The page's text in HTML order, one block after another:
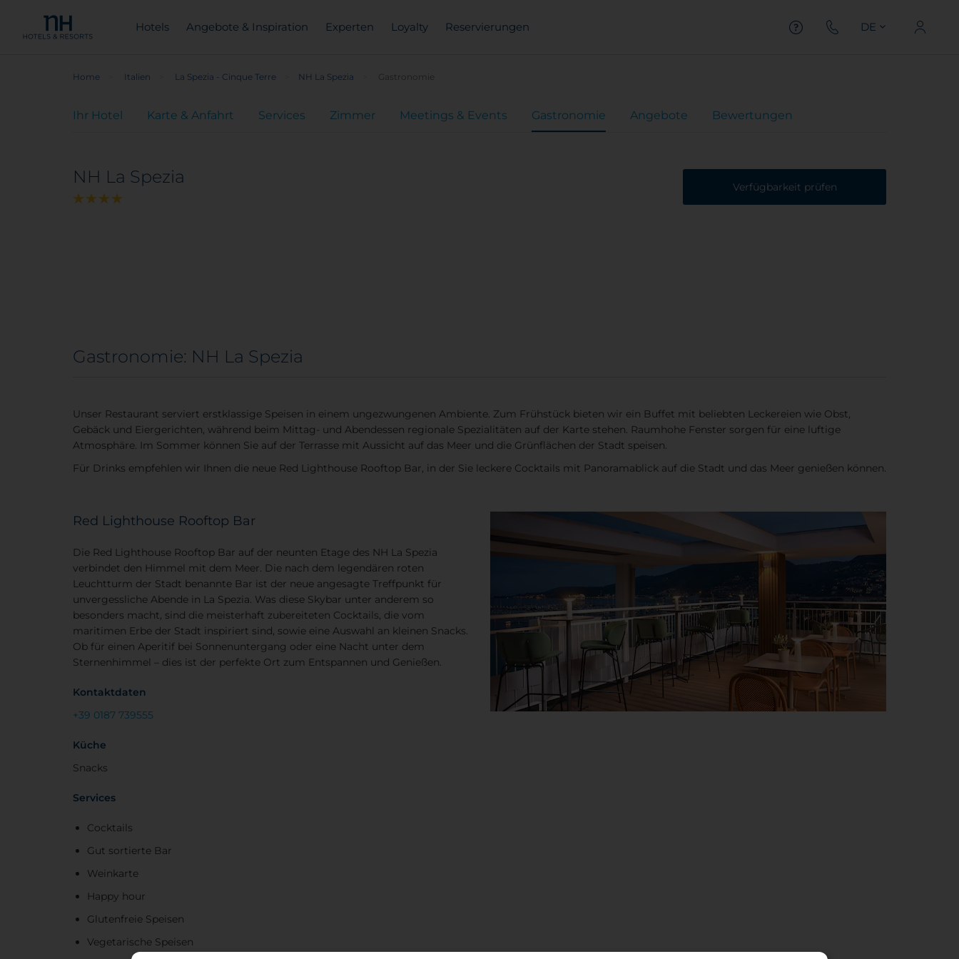
Hotels Angebote & Inspiration Experten Loyalty Reservierungen DE
Home Italien La Spezia - Cinque Terre NH La Spezia Gastronomie
Ihr Hotel Karte & Anfahrt Services Zimmer Meetings & Events Gastronomie Angebote Bewertungen
NH La Spezia Verfügbarkeit prüfen
Gastronomie: NH La Spezia
Unser Restaurant serviert erstklassige Speisen in einem ungezwungenen Ambiente. Zum Frühstück bieten wir ein Buffet mit beliebten Leckereien wie Obst,
Gebäck und Eiergerichten, während beim Mittag- und Abendessen regionale Spezialitäten auf der Karte stehen. Raumhohe Fenster sorgen für eine luftige
Atmosphäre. Im Sommer können Sie auf der Terrasse mit Aussicht auf das Meer und die Grünflächen der Stadt speisen.
Für Drinks empfehlen wir Ihnen die neue Red Lighthouse Rooftop Bar, in der Sie leckere Cocktails mit Panoramablick auf die Stadt und das Meer genießen können.
Red Lighthouse Rooftop Bar
Die Red Lighthouse Rooftop Bar auf der neunten Etage des NH La Spezia
verbindet den Himmel mit dem Meer. Die nach dem legendären roten
Leuchtturm der Stadt benannte Bar ist der neue angesagte Treffpunkt für
unvergessliche Abende in La Spezia. Was diese Skybar unter anderem so
besonders macht, sind die meisterhaft zubereiteten Cocktails, die vom
maritimen Erbe der Stadt inspiriert sind, sowie eine Auswahl an kleinen Snacks.
Ob für einen Aperitif bei Sonnenuntergang oder eine Nacht unter dem
Sternenhimmel – dies ist der perfekte Ort zum Entspannen und Genießen.
Kontaktdaten
+39 0187 739555
Küche
Snacks
Services
Cocktails
Gut sortierte Bar
Weinkarte
Happy hour
Glutenfreie Speisen
Vegetarische Speisen